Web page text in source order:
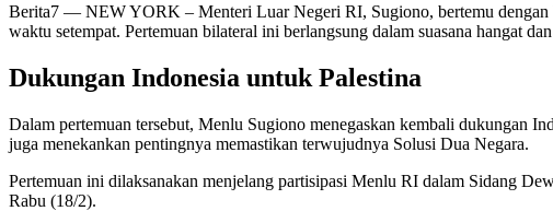
Berita7 — NEW YORK – Menteri Luar Negeri RI, Sugiono, bertemu dengan
waktu setempat. Pertemuan bilateral ini berlangsung dalam suasana hangat
Dukungan Indonesia untuk Palestina
Dalam pertemuan tersebut, Menlu Sugiono menegaskan kembali dukungan
juga menekankan pentingnya memastikan terwujudnya Solusi Dua Negara.
Pertemuan ini dilaksanakan menjelang partisipasi Menlu RI dalam Sidang
Rabu (18/2).